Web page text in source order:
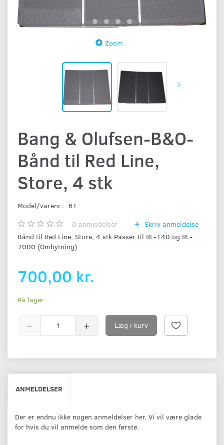
Zoom
Bang & Olufsen-B&O-
Bånd til Red Line,
Store, 4 stk
Model/varenr.: 61
0 anmeldelser
Skriv anmeldelse
Bånd til Red Line, Store, 4 stk Passer til RL-140 og RL-
7000 (Ombytning)
700,00 kr.
På lager
Læg i kurv
ANMELDELSER
Der er endnu ikke nogen anmeldelser her. Vi vil være glade
for hvis du vil anmelde som den første.